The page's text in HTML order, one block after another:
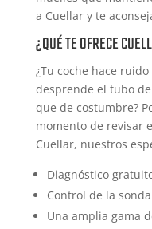
a Cuellar y te
¿QUÉ TE OFRECE
¿Tu coche hace
desprende el tubo
que de costumbre?
momento de revisar
Cuellar, nuestros
Diagnóstico
Control de la
Una amplia gama